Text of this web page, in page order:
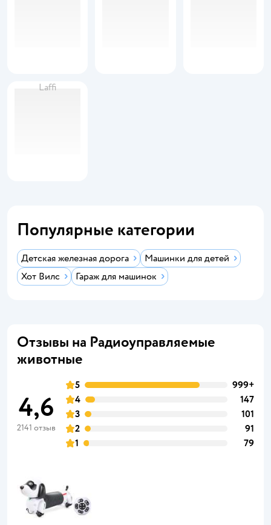
Laffi
Популярные категории
Детская железная дорога
Машинки для детей
Хот Вилс
Гараж для машинок
Отзывы на Радиоуправляемые
животные
4,6
2141 отзыв
5
999+
4
147
3
101
2
91
1
79